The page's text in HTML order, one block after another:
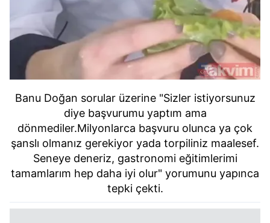
Banu Doğan sorular üzerine "Sizler istiyorsunuz
diye başvurumu yaptım ama
dönmediler.Milyonlarca başvuru olunca ya çok
şanslı olmanız gerekiyor yada torpiliniz maalesef.
Seneye deneriz, gastronomi eğitimlerimi
tamamlarım hep daha iyi olur" yorumunu yapınca
tepki çekti.